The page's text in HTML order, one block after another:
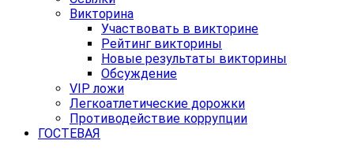
Викторина
Участвовать в викторине
Рейтинг викторины
Новые результаты викторины
Обсуждение
VIP ложи
Легкоатлетические дорожки
Противодействие коррупции
ГОСТЕВАЯ